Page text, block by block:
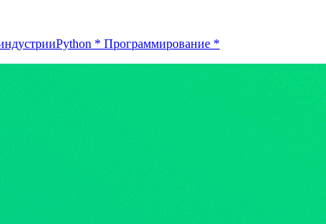
Python * Программирование *